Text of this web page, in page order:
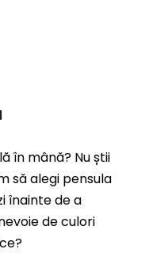
în mână? Nu știi
să alegi pensula
înainte de a
de culori